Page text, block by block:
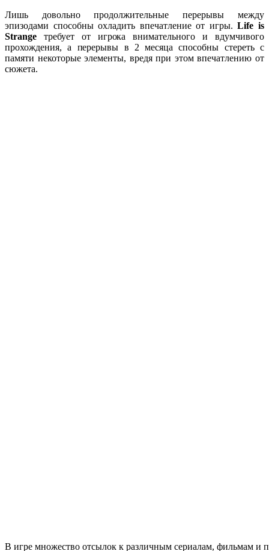
Лишь довольно продолжительные перерывы между
эпизодами способны охладить впечатление от игры.Life is
Strange требует от игрока внимательного и вдумчивого
прохождения, а перерывы в 2 месяца способны стереть с
памяти некоторые элементы, вредя при этом впечатлению от
сюжета.
В игре множество отсылок к различным сериалам, фильмам и